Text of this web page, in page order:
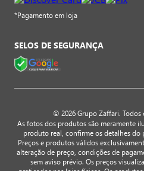
*Pagamento em loja
SELOS DE SEGURANÇA
© 2026 Grupo Zaffari. Todos
As fotos dos produtos são meramente
produto real, confirme os detalhes do
Preços e produtos válidos
alteração de preço, condições de
sem aviso prévio. Os preços